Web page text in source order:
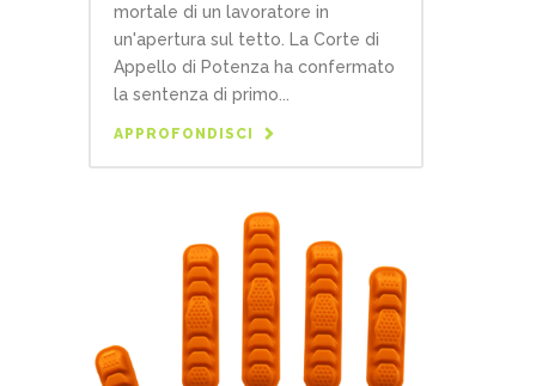
mortale di un lavoratore in
un'apertura sul tetto. La Corte di
Appello di Potenza ha confermato
la sentenza di primo...
APPROFONDISCI